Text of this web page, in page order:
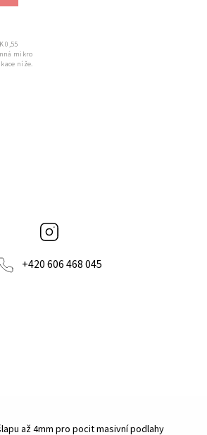
0,55
mikro
níže.
+420 606 468 045
až 4mm pro pocit masivní podlahy